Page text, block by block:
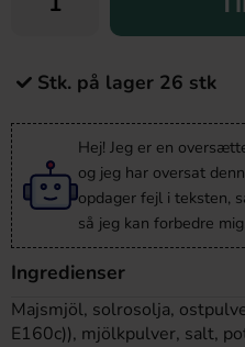
Stk. på lager 26 stk
Hej! Jeg er en
og jeg har oversat
opdager fejl i teksten,
så jeg kan forbedre mig.
Ingredienser
Majsmjöl, solrosolja,
E160c)), mjölkpulver, salt,